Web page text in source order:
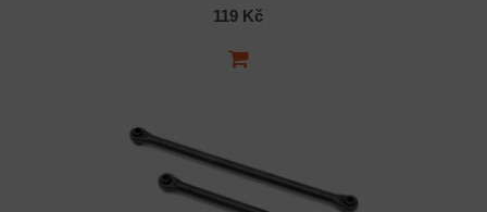
119 Kč